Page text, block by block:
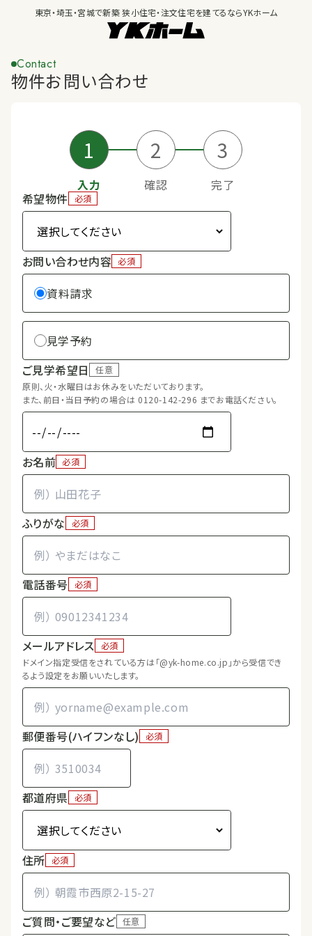
東京・埼玉・宮城で新築 狭小住宅・注文住宅を建てるならYKホーム
Contact
物件お問い合わせ
1 2 3
入力 確認
完了
希望物件 必須
お問い合わせ内容 必須
資料請求
見学予約
ご見学希望日
任意
原則、火・水曜日はお休みをいただいております。
また、前日・当日予約の場合は 0120-142-296 までお電話ください。
お名前 必須
ふりがな 必須
電話番号 必須
メールアドレス 必須
ドメイン指定受信をされている方は「@yk-home.co.jp」から受信でき
るよう設定をお願いいたします。
郵便番号(ハイフンなし) 必須
都道府県 必須
住所 必須
ご質問・ご要望など 任意